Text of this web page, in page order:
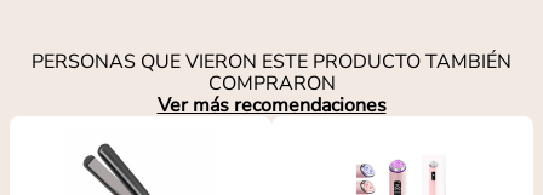
PERSONAS QUE VIERON ESTE PRODUCTO TAMBIÉN
COMPRARON
Ver más recomendaciones